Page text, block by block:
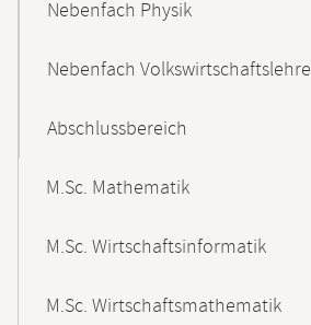
Nebenfach Physik
Nebenfach Volkswirtschaftslehre
Abschlussbereich
M.Sc. Mathematik
M.Sc. Wirtschaftsinformatik
M.Sc. Wirtschaftsmathematik